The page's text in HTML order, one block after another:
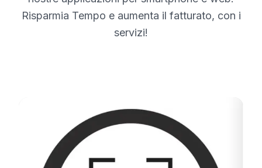
Risparmia Tempo e aumenta il fatturato, con i
servizi!